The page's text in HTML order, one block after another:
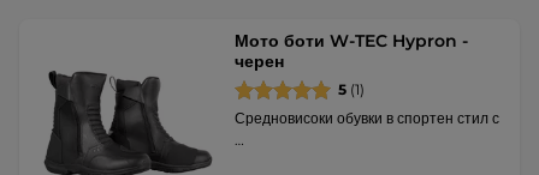
Мото боти W-TEC Hypron -
черен
5 (1)
Средновисоки обувки в спортен стил с
…